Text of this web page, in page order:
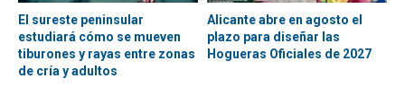
El sureste peninsular
estudiará cómo se mueven
tiburones y rayas entre zonas
de cría y adultos
Alicante abre en agosto el
plazo para diseñar las
Hogueras Oficiales de 2027